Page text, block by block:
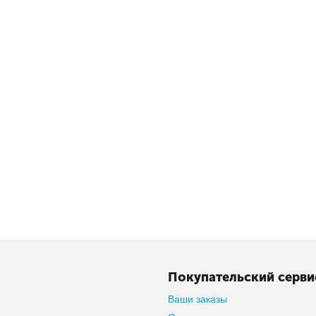
Покупательский
Ваши заказы